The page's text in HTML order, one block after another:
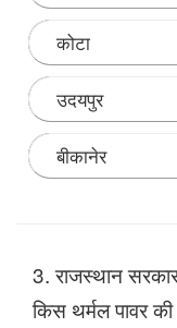
कोटा
उदयपुर
बीकानेर
के मिलने की पुष्टि हुई
3. राजस्थान
किस थर्मल पावर